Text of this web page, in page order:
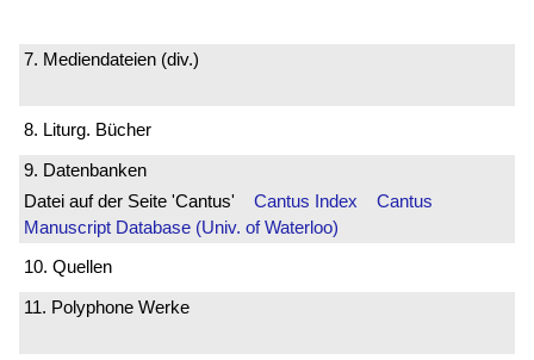
7. Mediendateien (div.)
8. Liturg. Bücher
9. Datenbanken
Datei auf der Seite 'Cantus' Cantus Index
Cantus
Manuscript Database (Univ. of Waterloo)
10. Quellen
11. Polyphone Werke